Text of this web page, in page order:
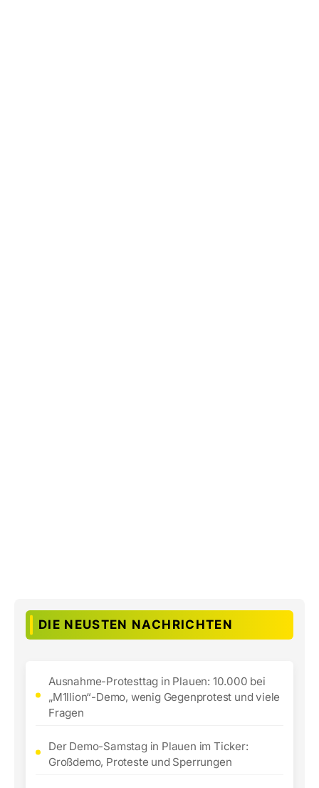
DIE NEUSTEN NACHRICHTEN
Ausnahme-Protesttag in Plauen: 10.000 bei
„M1llion“-Demo, wenig Gegenprotest und viele
Fragen
Der Demo-Samstag in Plauen im Ticker:
Großdemo, Proteste und Sperrungen